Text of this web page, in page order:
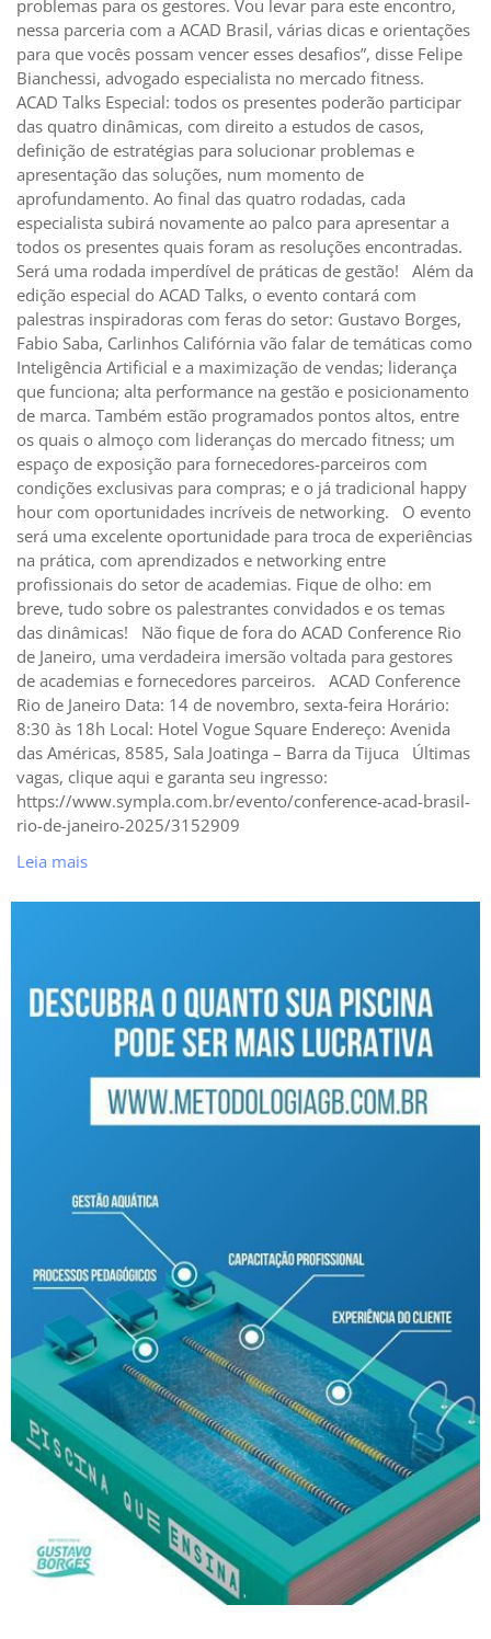
problemas para os gestores. Vou levar para este encontro,
nessa parceria com a ACAD Brasil, várias dicas e orientações
para que vocês possam vencer esses desafios”, disse Felipe
Bianchessi, advogado especialista no mercado fitness.
ACAD Talks Especial: todos os presentes poderão participar
das quatro dinâmicas, com direito a estudos de casos,
definição de estratégias para solucionar problemas e
apresentação das soluções, num momento de
aprofundamento. Ao final das quatro rodadas, cada
especialista subirá novamente ao palco para apresentar a
todos os presentes quais foram as resoluções encontradas.
Será uma rodada imperdível de práticas de gestão! Além da
edição especial do ACAD Talks, o evento contará com
palestras inspiradoras com feras do setor: Gustavo Borges,
Fabio Saba, Carlinhos Califórnia vão falar de temáticas como
Inteligência Artificial e a maximização de vendas; liderança
que funciona; alta performance na gestão e posicionamento
de marca. Também estão programados pontos altos, entre
os quais o almoço com lideranças do mercado fitness; um
espaço de exposição para fornecedores-parceiros com
condições exclusivas para compras; e o já tradicional happy
hour com oportunidades incríveis de networking. O evento
será uma excelente oportunidade para troca de experiências
na prática, com aprendizados e networking entre
profissionais do setor de academias. Fique de olho: em
breve, tudo sobre os palestrantes convidados e os temas
das dinâmicas! Não fique de fora do ACAD Conference Rio
de Janeiro, uma verdadeira imersão voltada para gestores
de academias e fornecedores parceiros. ACAD Conference
Rio de Janeiro Data: 14 de novembro, sexta-feira Horário:
8:30 às 18h Local: Hotel Vogue Square Endereço: Avenida
das Américas, 8585, Sala Joatinga – Barra da Tijuca Últimas
vagas, clique aqui e garanta seu ingresso:
https://www.sympla.com.br/evento/conference-acad-brasil-
rio-de-janeiro-2025/3152909
Leia mais